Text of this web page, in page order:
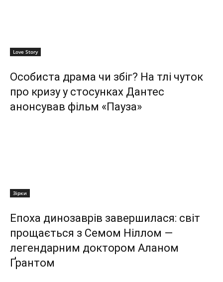
Love Story
Особиста драма чи збіг? На тлі чуток
про кризу у стосунках Дантес
анонсував фільм «Пауза»
Зірки
Епоха динозаврів завершилася: світ
прощається з Семом Ніллом —
легендарним доктором Аланом
Ґрантом